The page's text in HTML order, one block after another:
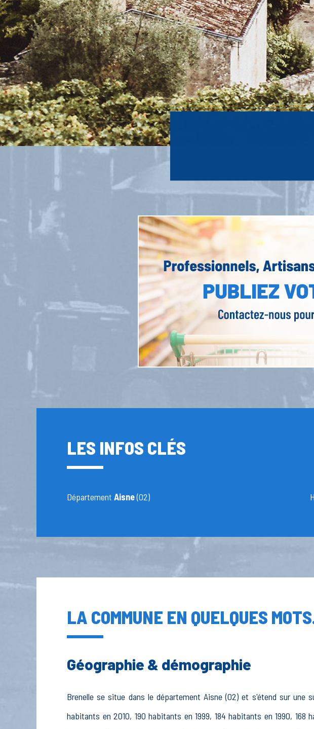
LES INFOS CLÉS
Département Aisne(02)
LA COMMUNE EN QUELQUES
Géographie & démographie
Brenelle se situe dans le département Aisne (02) et s'étend sur une
habitants en 2010, 190 habitants en 1999, 184 habitants en 1990,